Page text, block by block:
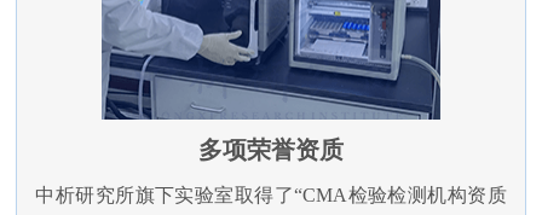
多项荣誉资质
中析研究所旗下实验室取得了“CMA检验检测机构资质